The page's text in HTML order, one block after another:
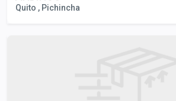
Quito , Pichincha